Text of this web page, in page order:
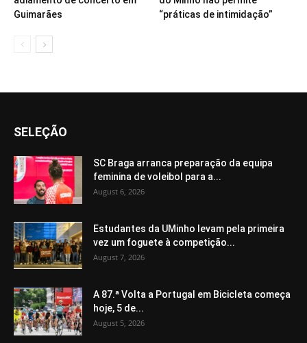
Guimarães
“práticas de intimidação”
SELEÇÃO
SC Braga arranca preparação da equipa
feminina de voleibol para a...
August 6, 2026
Estudantes da UMinho levam pela primeira
vez um foguete à competição...
August 7, 2026
A 87.ª Volta a Portugal em Bicicleta começa
hoje, 5 de...
August 5, 2026